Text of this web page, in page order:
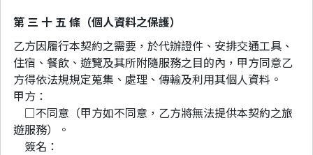
第 三 十 五 條（個人資料之保護）
乙方因履行本契約之需要，於代辦證件、安排交通工具、
住宿、餐飲、遊覽及其所附隨服務之目的內，甲方同意乙
方得依法規規定蒐集、處理、傳輸及利用其個人資料。
甲方：
□不同意（甲方如不同意，乙方將無法提供本契約之旅
遊服務）。
簽名：